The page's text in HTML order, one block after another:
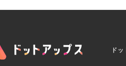
ド